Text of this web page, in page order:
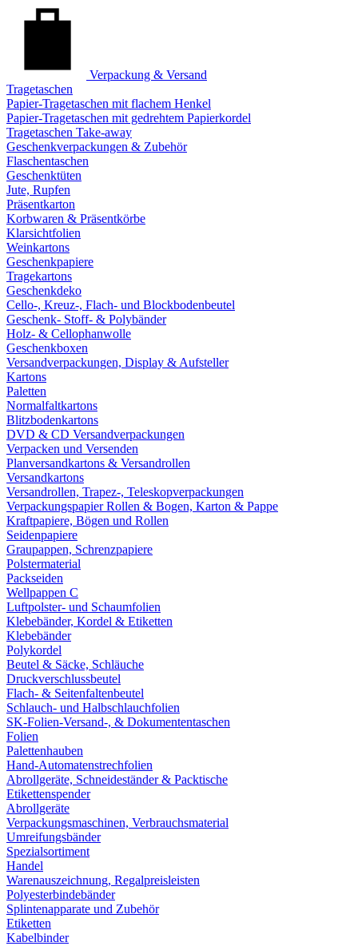
Verpackung & Versand
Tragetaschen
Papier-Tragetaschen mit flachem Henkel
Papier-Tragetaschen mit gedrehtem Papierkordel
Tragetaschen Take-away
Geschenkverpackungen & Zubehör
Flaschentaschen
Geschenktüten
Jute, Rupfen
Präsentkarton
Korbwaren & Präsentkörbe
Klarsichtfolien
Weinkartons
Geschenkpapiere
Tragekartons
Geschenkdeko
Cello-, Kreuz-, Flach- und Blockbodenbeutel
Geschenk- Stoff- & Polybänder
Holz- & Cellophanwolle
Geschenkboxen
Versandverpackungen, Display & Aufsteller
Kartons
Paletten
Normalfaltkartons
Blitzbodenkartons
DVD & CD Versandverpackungen
Verpacken und Versenden
Planversandkartons & Versandrollen
Versandkartons
Versandrollen, Trapez-, Teleskopverpackungen
Verpackungspapier Rollen & Bogen, Karton & Pappe
Kraftpapiere, Bögen und Rollen
Seidenpapiere
Graupappen, Schrenzpapiere
Polstermaterial
Packseiden
Wellpappen C
Luftpolster- und Schaumfolien
Klebebänder, Kordel & Etiketten
Klebebänder
Polykordel
Beutel & Säcke, Schläuche
Druckverschlussbeutel
Flach- & Seitenfaltenbeutel
Schlauch- und Halbschlauchfolien
SK-Folien-Versand-, & Dokumententaschen
Folien
Palettenhauben
Hand-Automatenstrechfolien
Abrollgeräte, Schneideständer & Packtische
Etikettenspender
Abrollgeräte
Verpackungsmaschinen, Verbrauchsmaterial
Umreifungsbänder
Spezialsortiment
Handel
Warenauszeichnung, Regalpreisleisten
Polyesterbindebänder
Splintenapparate und Zubehör
Etiketten
Kabelbinder